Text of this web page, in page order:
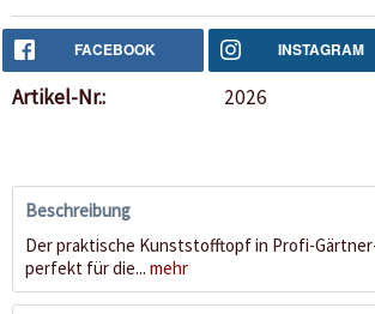
FACEBOOK INSTAGRAM
Artikel-Nr.: 2026
Beschreibung
Der praktische Kunststofftopf in Profi-
perfekt für die... mehr